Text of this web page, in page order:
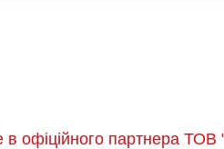
в офіційного партнера ТОВ